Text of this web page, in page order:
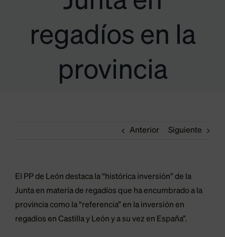
regadíos en la
provincia
Anterior Siguiente
El PP de León destaca la “histórica inversión” de la
Junta en materia de regadíos que ha encumbrado a la
provincia como la “referencia” en la inversión en
regadíos en Castilla y León y a su vez en España”.